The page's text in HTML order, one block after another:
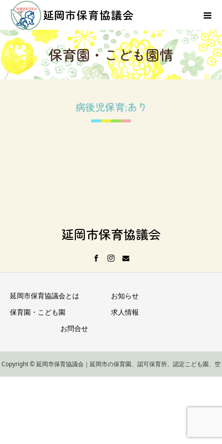
保育園 ・こども園情
病後児保育:あり
延岡市保育協議会
延岡市保育協議会とは
お知らせ
保育園・こども園
求人情報
お問合せ
Copyright © 延岡市保育協議会｜延岡市の保育園、認可保育所、認定こども園、空